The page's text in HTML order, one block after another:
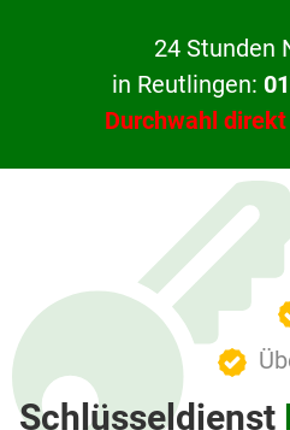
24 Stunden
in Reutlingen:
Durchwahl
Schlüsseldienst